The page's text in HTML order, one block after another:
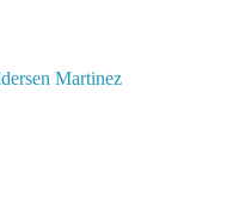
Martinez